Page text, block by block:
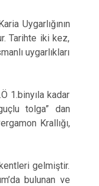
Uygarlığının
Tarihte iki kez,
uygarlıkları
1.binyıla kadar
tolga” dan
Krallığı,
gelmiştir.
bulunan ve